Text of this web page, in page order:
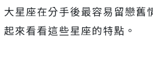
大星座在分手後最容易留戀舊
起來看看這些星座的特點。